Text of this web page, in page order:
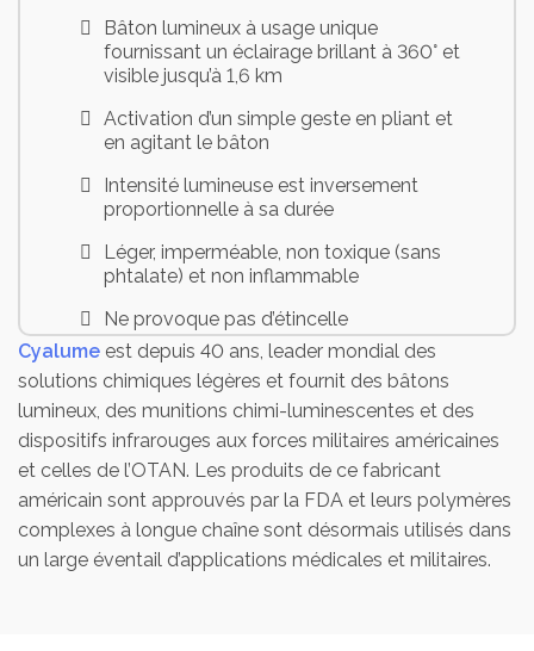
Bâton lumineux à usage unique
fournissant un éclairage brillant à 360° et
visible jusqu’à 1,6 km
Activation d’un simple geste en pliant et
en agitant le bâton
Intensité lumineuse est inversement
proportionnelle à sa durée
Léger, imperméable, non toxique (sans
phtalate) et non inflammable
Ne provoque pas d’étincelle
Ne génère aucune chaleur
Etanche et utilisable en plongée sous-
marine
Forme hexagonale pour empêcher le
bâton de rouler
Crochet passe-fil et œillet pour la fixation
à un câble ou une corde
Cyalume est depuis 40 ans, leader mondial des
solutions chimiques légères et fournit des bâtons
lumineux, des munitions chimi-luminescentes et des
dispositifs infrarouges aux forces militaires américaines
et celles de l’OTAN. Les produits de ce fabricant
américain sont approuvés par la FDA et leurs polymères
complexes à longue chaîne sont désormais utilisés dans
un large éventail d’applications médicales et militaires.